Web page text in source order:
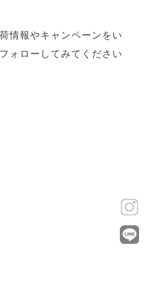
情報やキャンペーンをい
ォローしてみてください